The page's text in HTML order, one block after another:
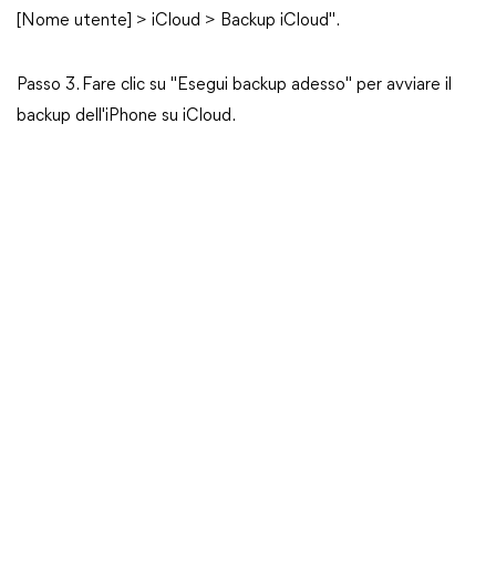
[Nome utente] > iCloud > Backup iCloud".
Passo 3. Fare clic su "Esegui backup adesso" per avviare il
backup dell'iPhone su iCloud.